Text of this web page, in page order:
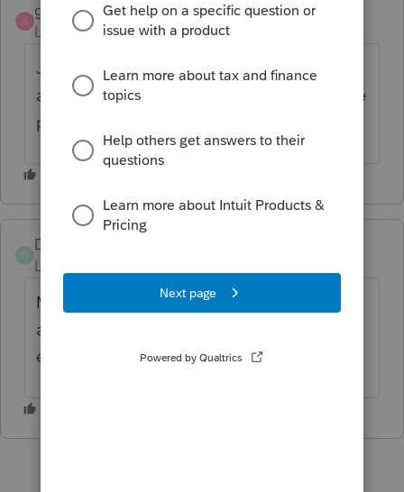
G
gboutin
Level 2
Forum|Forum|6 years ago
Je ne crois pas que ce genre de frais soit
admissible mais je n'ai pas fait de recherche
pour valider le tout
D
Danyboy
Level 3
Moi non plus je ne crois pas que ce soit
admissible. Mais moi non plus je n' ai pas
eu le temps de vérifier